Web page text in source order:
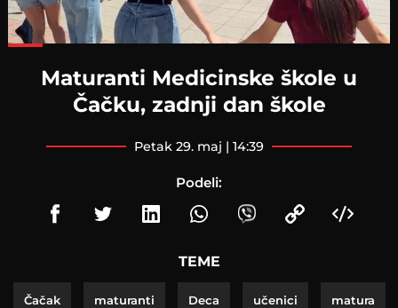
Maturanti Medicinske škole u
Čačku, zadnji dan škole
petak 29. maj | 14:39
Podeli:
TEME
Čačak maturanti Deca učenici matura